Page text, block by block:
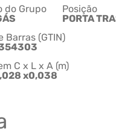
do Grupo
Posição
PORTA
Barras (GTIN)
C x L x A (m)
x0,038